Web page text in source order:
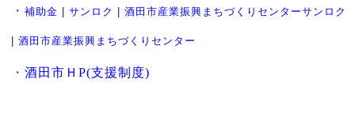
・補助金 | サンロク | 酒田市産業振興まちづくりセンターサンロク
| 酒田市産業振興まちづくりセンター
・酒田市ＨP(支援制度)